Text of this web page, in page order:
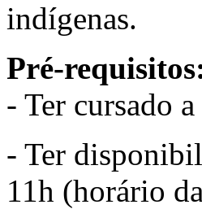
indígenas.
Pré-
- Ter cursado
- Ter
11h (horário